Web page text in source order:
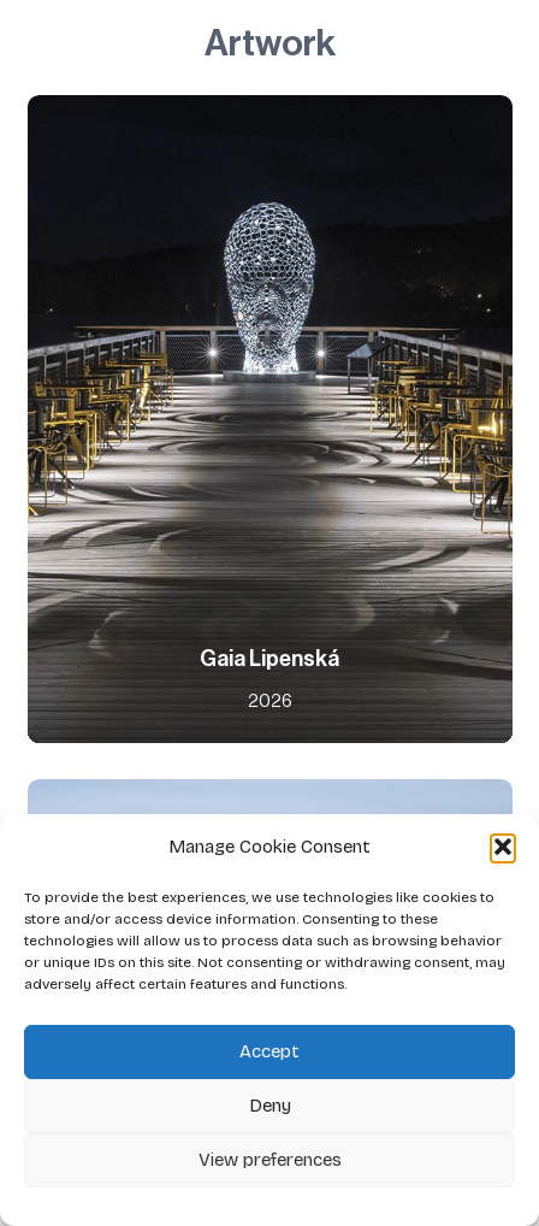
Manage Cookie Consent
To provide the best experiences, we use technologies like cookies to
store and/or access device information. Consenting to these
technologies will allow us to process data such as browsing behavior
or unique IDs on this site. Not consenting or withdrawing consent, may
adversely affect certain features and functions.
Accept
Deny
View preferences
Artwork
Gaia Lipenská
2026